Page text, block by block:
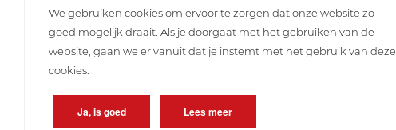
We gebruiken cookies om ervoor te zorgen dat onze website zo
goed mogelijk draait. Als je doorgaat met het gebruiken van de
website, gaan we er vanuit dat je instemt met het gebruik van deze
cookies.
Ja, is goed Lees meer